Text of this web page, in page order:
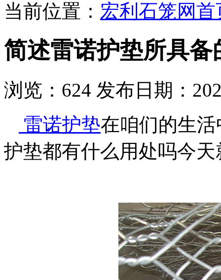
当前位置： 宏利石笼网首
简述雷诺护垫所具备
浏览： 624 发布日期：
雷诺护垫在咱们的生
护垫都有什么用处吗今